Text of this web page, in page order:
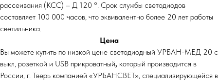
рассеивания (КСС) – Д 120 °. Срок службы светодиодов
составляет 100 000 часов, что эквивалентно более 20 лет работы
светильника.
Цена
Вы можете купить по низкой цене светодиодный УРБАН-МЕД 20 с
выкл, розеткой и USB прикроватный, который производится в
России, г. Тверь компанией «УРБАНСВЕТ», специализирующейся в